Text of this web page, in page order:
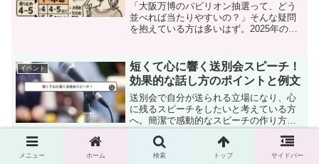
「大阪万博のパビリオン抽選って、どう
並べれば当たりやすいの？」そんな疑問
を抱えている方は多いはず。2025年の大
当たらないと見られない館も少なくあり
ません。しかし、第1...
イベント
短くて心に響く送別会スピーチ！
効果的な話し方のポイントと例文
送別会で自分が送られる立場になり、心
に残るスピーチをしたいと考えている方
へ。簡潔で感動的なスピーチの作り方を
ご紹介します。簡潔に感謝の気持ちを表
現するのは難しいかもしれませんが、長
すぎると聞く側が飽きてしまうことも。
イベント 【2025年最新版】横浜ナイトフ
メニュー ホーム 検索 トップ サイドバー